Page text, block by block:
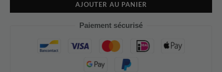
AJOUTER AU PANIER
Paiement sécurisé